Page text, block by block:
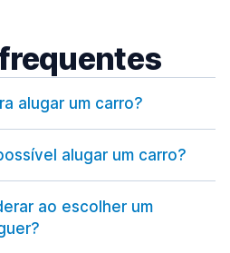
localizações
alugar um carro?
alugar um carro?
ao escolher um